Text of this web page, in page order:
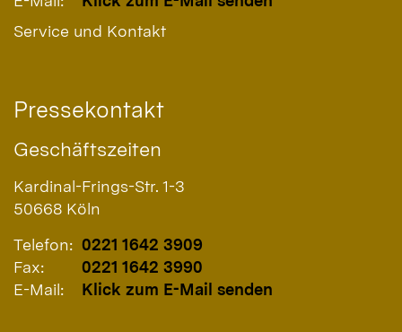
Service und Kontakt
Pressekontakt
Geschäftszeiten
Kardinal-Frings-Str. 1-3
50668 Köln
Telefon: 0221 1642 3909
Fax:
0221 1642 3990
E-Mail:
Klick zum E-Mail senden